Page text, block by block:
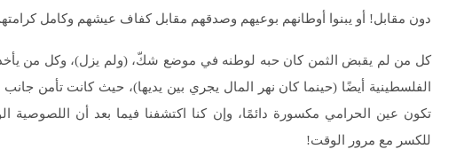
دون مقابل! أو يبنوا أوطانهم بوعيهم وصدقهم مقابل كفاف عيشهم وكامل
كل من لم يقبض الثمن كان حبه لوطنه في موضع شكّ، (ولم يزل)، وكل من يأخذ
الفلسطينية أيضًا (حينما كان نهر المال يجري بين يديها)، حيث كانت تأمن
تكون عين الحرامي مكسورة دائمًا، وإن كنا اكتشفنا فيما بعد أن اللصوصية
للكسر مع مرور الوقت!